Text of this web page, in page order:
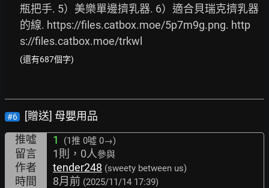
瓶把手. 5）美樂單邊擠乳器. 6）適合貝瑞克擠乳器
的線. https://files.catbox.moe/5p7m9g.png. http
s://files.catbox.moe/trkwl
(還有687個字)
#6
[贈送] 母嬰用品
推噓
1 (1推 0噓 0→)
留言 1則，0人參與
作者 tender248 (sweety between us)
時間 8月前 (2025/11/14 17:39)